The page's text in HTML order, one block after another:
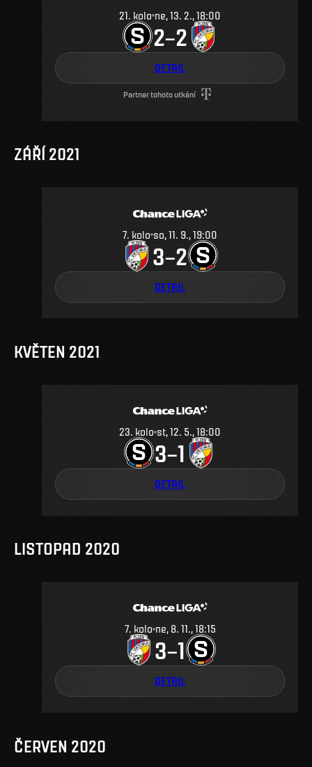
21. kolo ne, 13. 2., 18:00
2–2
DETAIL
Partner tohoto utkání
ZÁŘÍ 2021
7. kolo so, 11. 9., 19:00
3–2
DETAIL
KVĚTEN 2021
23. kolo st, 12. 5., 18:00
3–1
DETAIL
LISTOPAD 2020
7. kolo ne, 8. 11., 18:15
3–1
DETAIL
ČERVEN 2020